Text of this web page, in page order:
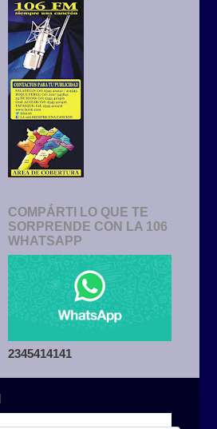
COMPÁRTI LO QUE TE
SORPRENDE CON LA 106
WHATSAPP
2345414141